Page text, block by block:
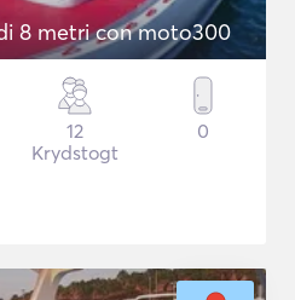
8 metri con moto300
12
Krydstogt
0